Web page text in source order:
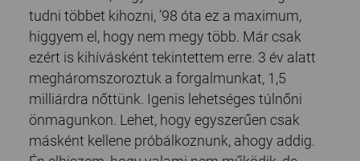
tudni többet kihozni, ’98 óta ez a maximum,
higgyem el, hogy nem megy több. Már csak
ezért is kihívásként tekintettem erre. 3 év alatt
megháromszoroztuk a forgalmunkat, 1,5
milliárdra nőttünk. Igenis lehetséges túlnőni
önmagunkon. Lehet, hogy egyszerűen csak
másként kellene próbálkoznunk, ahogy addig.